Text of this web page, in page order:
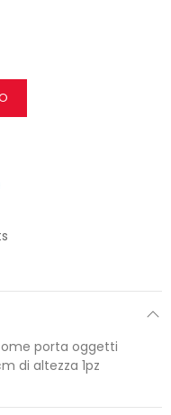
porta oggetti
di altezza 1pz